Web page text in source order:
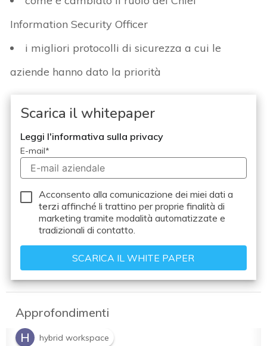
Information Security Officer
i migliori protocolli di sicurezza a cui le
aziende hanno dato la priorità
Scarica il whitepaper
Leggi l'informativa sulla privacy
E-mail*
Acconsento alla comunicazione dei miei dati a
terzi affinché li trattino per proprie finalità di
marketing tramite modalità automatizzate e
tradizionali di contatto.
Approfondimenti
H
hybrid workspace